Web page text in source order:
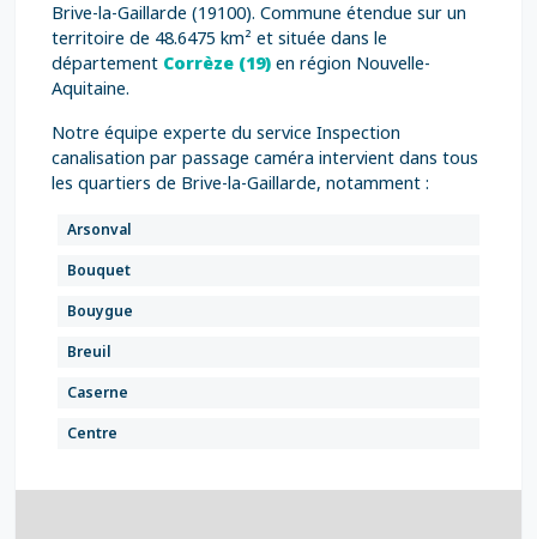
Brive-la-Gaillarde (19100). Commune étendue sur un
territoire de 48.6475 km² et située dans le
département Corrèze (19) en région Nouvelle-
Aquitaine.
Notre équipe experte du service Inspection
canalisation par passage caméra intervient dans tous
les quartiers de Brive-la-Gaillarde, notamment :
Arsonval
Bouquet
Bouygue
Breuil
Caserne
Centre